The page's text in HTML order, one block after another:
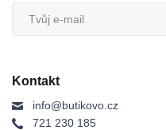
Kontakt
info@butikovo.cz
721 230 185